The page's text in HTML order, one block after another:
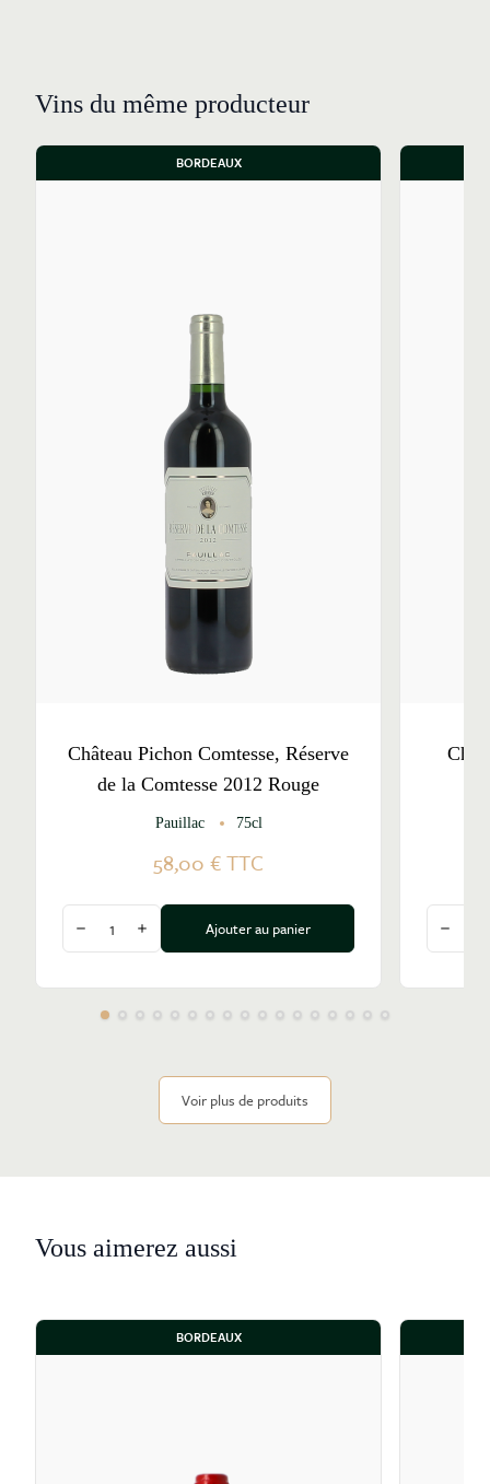
Vins du même producteur
BORDEAUX
Château Pichon Comtesse, Réserve
de la Comtesse 2012 Rouge
Pauillac 75cl
58,00 €TTC
Diminuer la quantité
Augmenter la quantité
Ajouter au panier
Voir plus de produits
Vous aimerez aussi
BORDEAUX